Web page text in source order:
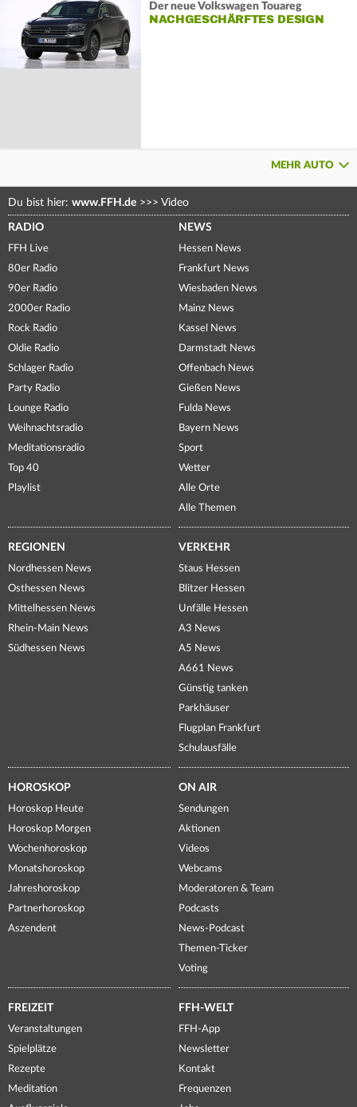
Der neue Volkswagen Touareg
NACHGESCHÄRFTES DESIGN
MEHR AUTO
Du bist hier: www.FFH.de >>> Video
RADIO
FFH Live
80er Radio
90er Radio
2000er Radio
Rock Radio
Oldie Radio
Schlager Radio
Party Radio
Lounge Radio
Weihnachtsradio
Meditationsradio
Top 40
Playlist
NEWS
Hessen News
Frankfurt News
Wiesbaden News
Mainz News
Kassel News
Darmstadt News
Offenbach News
Gießen News
Fulda News
Bayern News
Sport
Wetter
Alle Orte
Alle Themen
REGIONEN
Nordhessen News
Osthessen News
Mittelhessen News
Rhein-Main News
Südhessen News
VERKEHR
Staus Hessen
Blitzer Hessen
Unfälle Hessen
A3 News
A5 News
A661 News
Günstig tanken
Parkhäuser
Flugplan Frankfurt
Schulausfälle
HOROSKOP
Horoskop Heute
Horoskop Morgen
Wochenhoroskop
Monatshoroskop
Jahreshoroskop
Partnerhoroskop
Aszendent
ON AIR
Sendungen
Aktionen
Videos
Webcams
Moderatoren & Team
Podcasts
News-Podcast
Themen-Ticker
Voting
FREIZEIT
Veranstaltungen
Spielplätze
Rezepte
Meditation
FFH-WELT
FFH-App
Newsletter
Kontakt
Frequenzen